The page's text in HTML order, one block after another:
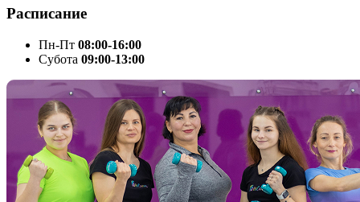
Расписание
Пн-Пт 08:00-16:00
Субота 09:00-13:00